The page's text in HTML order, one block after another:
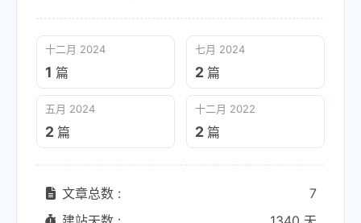
十二月 2024
1 篇
七月 2024
2 篇
五月 2024
2 篇
十二月 2022
2 篇
文章总数 :
7